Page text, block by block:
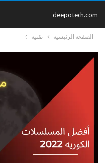
deepotech.com
الصفحة الرئيسية تقنية